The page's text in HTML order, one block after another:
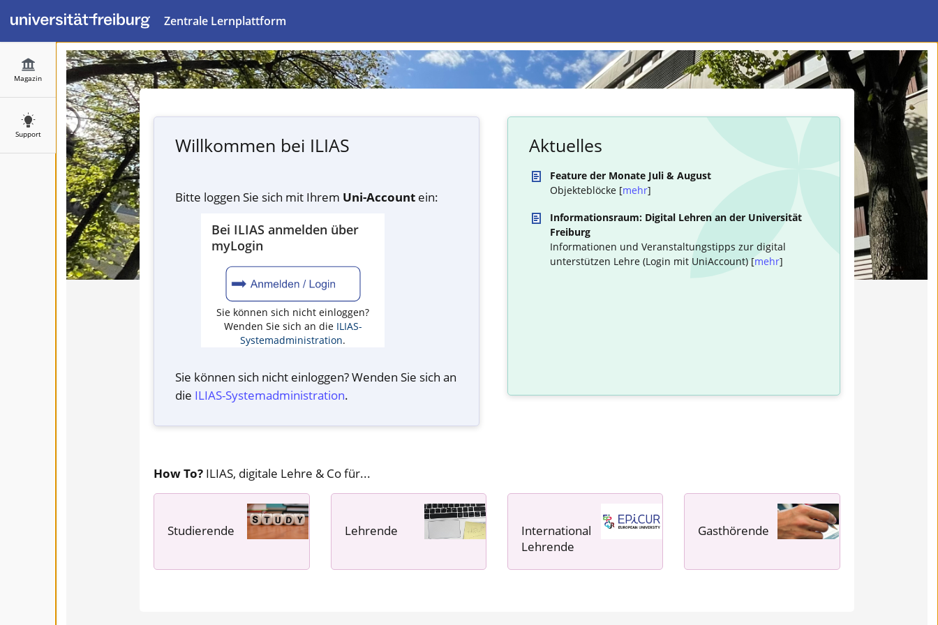
Zentrale Lernplattform
Magazin
Support
Willkommen bei ILIAS
Bitte loggen Sie sich mit Ihrem Uni-Account ein:
Bei ILIAS anmelden über
myLogin
Sie können sich nicht einloggen?
Wenden Sie sich an die ILIAS-
Systemadministration.
Sie können sich nicht einloggen? Wenden Sie sich an
die ILIAS-System­administration.
Aktuelles
Feature der Monate Juli & August
Objekteblöcke [mehr]
Informationsraum: Digital Lehren an der Universität
Freiburg
Informationen und Veranstaltungstipps zur digital
unterstützen Lehre (Login mit UniAccount) [mehr]
How To? ILIAS, digitale Lehre & Co für...
Studierende
Lehrende
International
Lehrende
Gasthörende